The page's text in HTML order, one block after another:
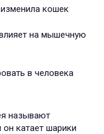
кошек
на мышечную
в человека
называют
катает шарики